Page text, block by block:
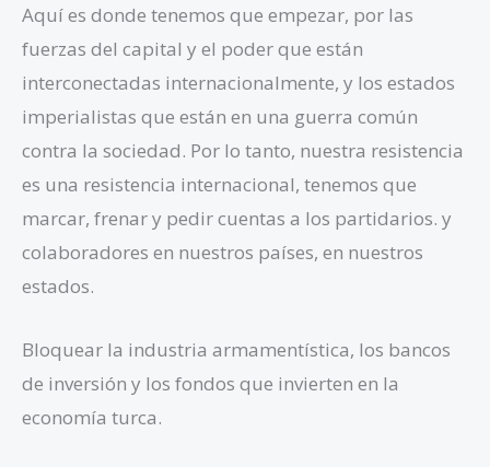
Aquí es donde tenemos que empezar, por las
fuerzas del capital y el poder que están
interconectadas internacionalmente, y los estados
imperialistas que están en una guerra común
contra la sociedad. Por lo tanto, nuestra resistencia
es una resistencia internacional, tenemos que
marcar, frenar y pedir cuentas a los partidarios. y
colaboradores en nuestros países, en nuestros
estados.
Bloquear la industria armamentística, los bancos
de inversión y los fondos que invierten en la
economía turca.